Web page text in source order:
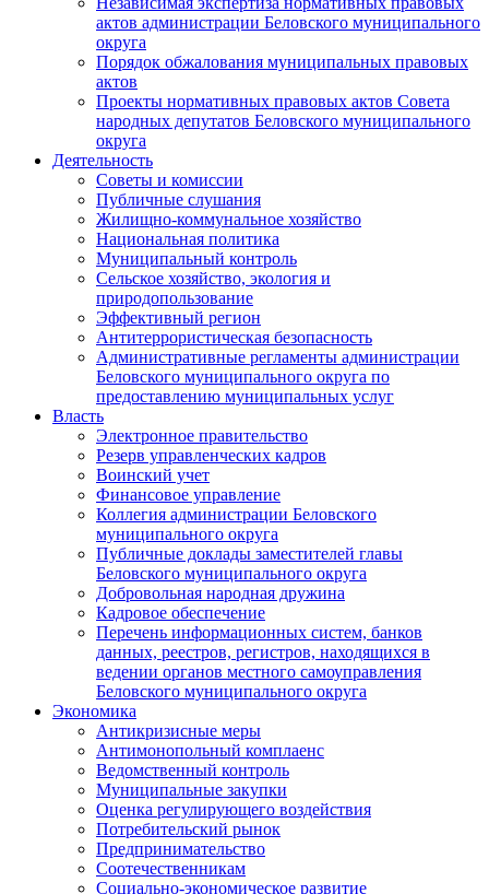
актов администрации Беловского муниципального
округа
Порядок обжалования муниципальных правовых
актов
Проекты нормативных правовых актов Совета
народных депутатов Беловского муниципального
округа
Деятельность
Советы и комиссии
Публичные слушания
Жилищно-коммунальное хозяйство
Национальная политика
Муниципальный контроль
Сельское хозяйство, экология и
природопользование
Эффективный регион
Антитеррористическая безопасность
Административные регламенты администрации
Беловского муниципального округа по
предоставлению муниципальных услуг
Власть
Электронное правительство
Резерв управленческих кадров
Воинский учет
Финансовое управление
Коллегия администрации Беловского
муниципального округа
Публичные доклады заместителей главы
Беловского муниципального округа
Добровольная народная дружина
Кадровое обеспечение
Перечень информационных систем, банков
данных, реестров, регистров, находящихся в
ведении органов местного самоуправления
Беловского муниципального округа
Экономика
Антикризисные меры
Антимонопольный комплаенс
Ведомственный контроль
Муниципальные закупки
Оценка регулирующего воздействия
Потребительский рынок
Предпринимательство
Соотечественникам
Социально-экономическое развитие